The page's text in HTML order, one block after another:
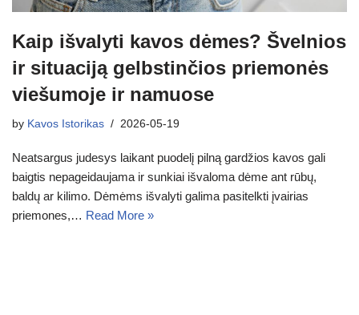
Kaip išvalyti kavos dėmes? Švelnios
ir situaciją gelbstinčios priemonės
viešumoje ir namuose
by Kavos Istorikas 2026-05-19
Neatsargus judesys laikant puodelį pilną gardžios kavos gali
baigtis nepageidaujama ir sunkiai išvaloma dėme ant rūbų,
baldų ar kilimo. Dėmėms išvalyti galima pasitelkti įvairias
priemones,… Read More »